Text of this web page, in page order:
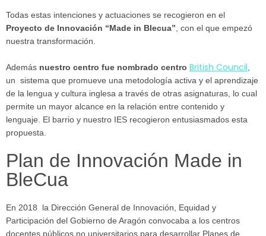
Todas estas intenciones y actuaciones se recogieron en el
Proyecto de Innovación “Made in Blecua”, con el que empezó
nuestra transformación.
Además nuestro centro fue nombrado centro British Council,
un sistema que promueve una metodología activa y el aprendizaje
de la lengua y cultura inglesa a través de otras asignaturas, lo cual
permite un mayor alcance en la relación entre contenido y
lenguaje. El barrio y nuestro IES recogieron entusiasmados esta
propuesta.
Plan de Innovación Made in
BleCua
En 2018 la Dirección General de Innovación, Equidad y
Participación del Gobierno de Aragón convocaba a los centros
docentes públicos no universitarios para desarrollar Planes de